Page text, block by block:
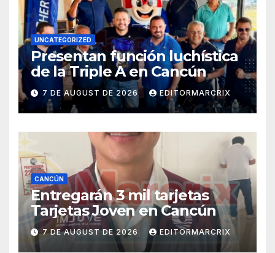
UNCATEGORIZED
Presentan función luchística
de la Triple A en Cancún
7 DE AUGUST DE 2026 EDITORMARCRIX
CANCÚN
Entregarán 3 mil tarjetas
Tarjetas Joven en Cancún
7 DE AUGUST DE 2026 EDITORMARCRIX